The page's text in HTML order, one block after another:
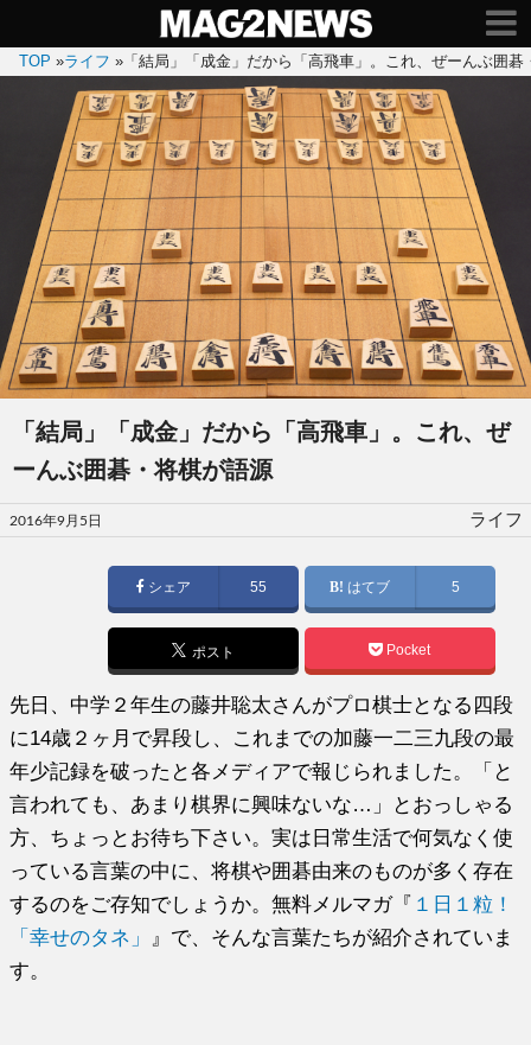
TOP »ライフ » 「結局」「成金」だから「高飛車」。これ、ぜーんぶ囲碁
「結局」「成金」だから「高飛車」。これ、ぜ
ーんぶ囲碁・将棋が語源
投
稿
2016年9月5日 ライフ
シェア 55 はてブ 5
ポスト Pocket
先日、中学２年生の藤井聡太さんがプロ棋士となる四段
に14歳２ヶ月で昇段し、これまでの加藤一二三九段の最
年少記録を破ったと各メディアで報じられました。「と
言われても、あまり棋界に興味ないな…」とおっしゃる
方、ちょっとお待ち下さい。実は日常生活で何気なく使
っている言葉の中に、将棋や囲碁由来のものが多く存在
するのをご存知でしょうか。無料メルマガ『 １日１粒！
「幸せのタネ」
』で、そんな言葉たちが紹介されていま
す。